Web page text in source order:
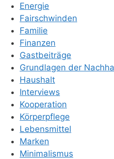
Energie
Fairschwinden
Familie
Finanzen
Gastbeiträge
Grundlagen der
Haushalt
Interviews
Kooperation
Körperpflege
Lebensmittel
Marken
Minimalismus